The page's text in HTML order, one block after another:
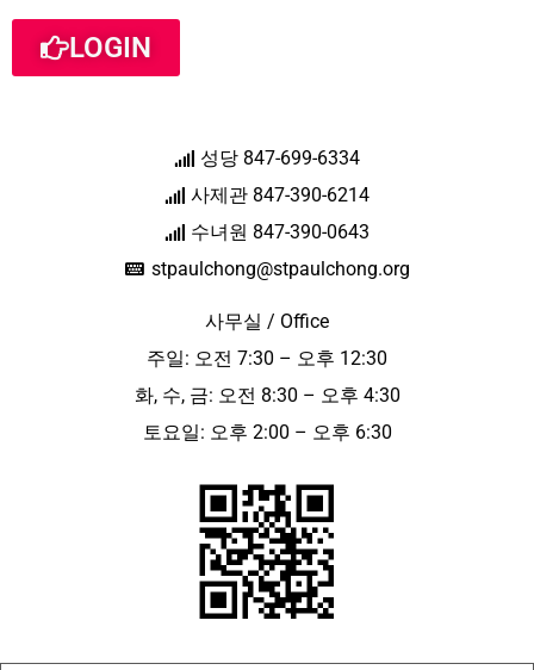
LOGIN
성당 847-699-6334
사제관 847-390-6214
수녀원 847-390-0643
stpaulchong@stpaulchong.org
사무실 / Office
주일: 오전 7:30 – 오후 12:30
화, 수, 금: 오전 8:30 – 오후 4:30
토요일: 오후 2:00 – 오후 6:30